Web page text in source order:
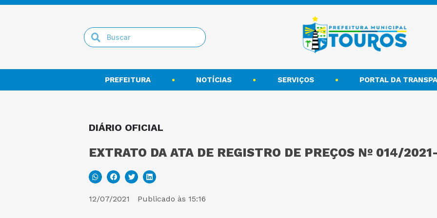
PREFEITURA NOTÍCIAS SERVIÇOS PORTAL DA
DIÁRIO OFICIAL
EXTRATO DA ATA DE REGISTRO DE PREÇOS Nº 014/
12/07/2021 Publicado às 15:16